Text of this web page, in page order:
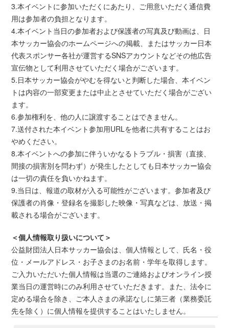
3.本イベントに参加いただくにあたり、ご用意いただく通信費
用は参加者の負担となります。
4.本イベント当日の参加者および保護者の写真及び動画は、日
本サッカー協会のホームページへの掲載、またはサッカー日本
代表スポンサー各社が運営するSNSアカウントなどその他広告
宣伝物として利用させていただく場合がございます。
5.日本サッカー協会がやむを得ないと判断した場合、本イベン
トは内容の一部変更または中止とさせていただく場合がござい
ます。
6.参加権利を、他の人に譲渡することはできません。
7.送付された本イベント参加用URLを他者に共有することはお
やめください。
8.本イベントへの参加に伴ういかなるトラブル・損害（直接、
間接の損害別を問わず）が発生したとしても日本サッカー協会
は一切の責任を負いかねます。
9.当日は、報道の取材が入る可能性がございます。参加者及び
保護者の肖像・登録名を撮影した映像・写真などは、放送・掲
載される場合がございます。
＜個人情報取り扱いについて＞
公益財団法人日本サッカー協会は、個人情報として、氏名・役
位・メールアドレス・お子さまのお名前・学年を取得します。
ご入力いただいた個人情報は当選のご連絡およびオンライン授
業当日の運営時にのみ利用させていただきます。また、法令に
定める場合を除き、ご本人さまの承諾なしに第三者（業務委託
先を除く）に個人情報を提供することはいたしません。